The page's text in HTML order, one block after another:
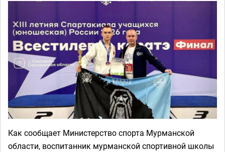
Как сообщает Министерство спорта Мурманской
области, воспитанник мурманской спортивной школы